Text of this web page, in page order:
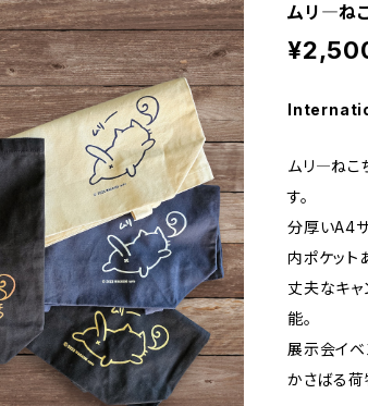
ムリ―ね
ムリ―ねこ
す。
分厚いA4サ
内ポケット
丈夫なキャ
能。
展示会イベ
かさばる荷